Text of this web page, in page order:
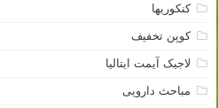
کنکوریها
کوپن تخفیف
لاجیک آیمت ایتالیا
مباحث دارویی